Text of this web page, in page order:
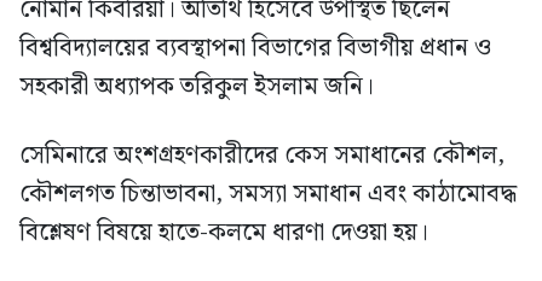
নোমান কিবরিয়া। অতিথি হিসেবে উপস্থিত ছিলেন
বিশ্ববিদ্যালয়ের ব্যবস্থাপনা বিভাগের বিভাগীয় প্রধান ও
সহকারী অধ্যাপক তরিকুল ইসলাম জনি।
সেমিনারে অংশগ্রহণকারীদের কেস সমাধানের কৌশল,
কৌশলগত চিন্তাভাবনা, সমস্যা সমাধান এবং কাঠামোবদ্ধ
বিশ্লেষণ বিষয়ে হাতে-কলমে ধারণা দেওয়া হয়।